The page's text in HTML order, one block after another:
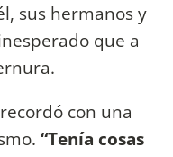
sus hermanos y
que a
con una
“Tenía cosas